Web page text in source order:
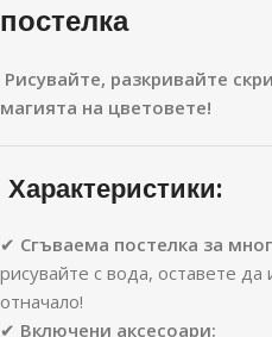
постелка
Рисувайте, разкривайте
магията на цветовете!
Характеристики:
✔ Сгъваема постелка за
рисувайте с вода, оставете да
отначало!
✔ Включени аксесоари: